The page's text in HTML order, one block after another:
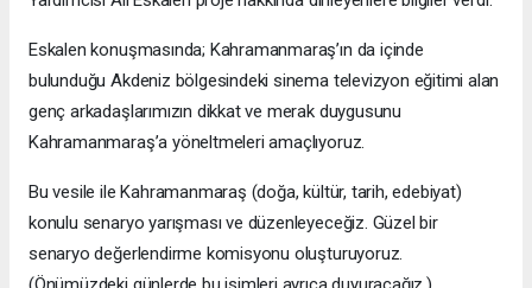
Eskalen konuşmasında; Kahramanmaraş’ın da içinde
bulunduğu Akdeniz bölgesindeki sinema televizyon eğitimi alan
genç arkadaşlarımızın dikkat ve merak duygusunu
Kahramanmaraş’a yöneltmeleri amaçlıyoruz.
Bu vesile ile Kahramanmaraş (doğa, kültür, tarih, edebiyat)
konulu senaryo yarışması ve düzenleyeceğiz. Güzel bir
senaryo değerlendirme komisyonu oluşturuyoruz.